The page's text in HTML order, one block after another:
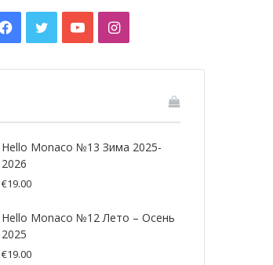
Facebook
TwitterYouTubeInstagram
Hello Monaco №13 Зима 2025-
2026
€19.00
Hello Monaco №12 Лето – Осень
2025
€19.00